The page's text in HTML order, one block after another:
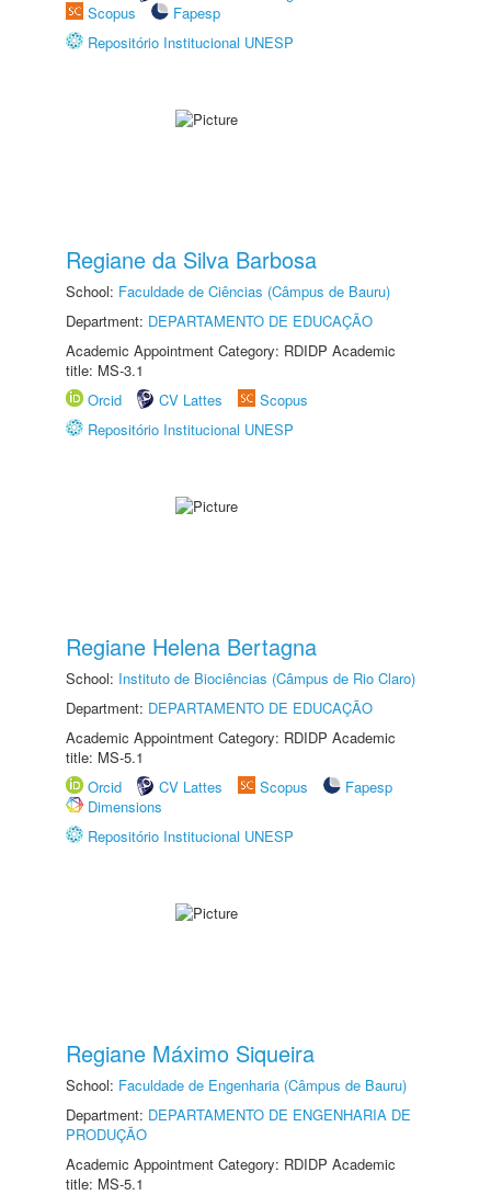
Scopus
Fapesp
Repositório Institucional UNESP
Regiane da Silva Barbosa
School: Faculdade de Ciências (Câmpus de Bauru)
Department: DEPARTAMENTO DE EDUCAÇÃO
Academic Appointment Category: RDIDP Academic
title: MS-3.1
Orcid
CV Lattes
Scopus
Repositório Institucional UNESP
Regiane Helena Bertagna
School: Instituto de Biociências (Câmpus de Rio Claro)
Department: DEPARTAMENTO DE EDUCAÇÃO
Academic Appointment Category: RDIDP Academic
title: MS-5.1
Orcid
CV Lattes Scopus
Fapesp
Dimensions
Repositório Institucional UNESP
Regiane Máximo Siqueira
School: Faculdade de Engenharia (Câmpus de Bauru)
Department: DEPARTAMENTO DE ENGENHARIA DE
PRODUÇÃO
Academic Appointment Category: RDIDP Academic
title: MS-5.1